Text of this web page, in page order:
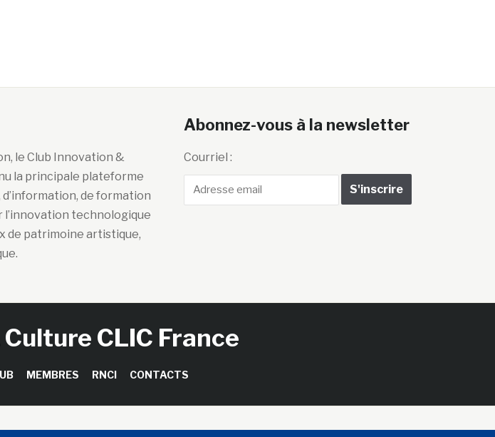
le Club Innovation &
la principale plateforme
de formation
l’innovation technologique
de patrimoine artistique,
Abonnez-vous à la newsletter
Courriel :
CLIC France
MEMBRES RNCI CONTACTS